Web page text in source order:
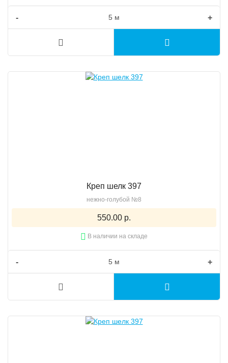
- +
Креп шелк 397
нежно-голубой №8
550.00 р.
В наличии на складе
- +